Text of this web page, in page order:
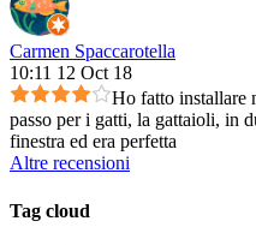
Carmen Spaccarotella
10:11 12 Oct 18
Ho fatto installare
passo per i gatti, la gattaioli, in
finestra ed era perfetta
Altre recensioni
Tag cloud